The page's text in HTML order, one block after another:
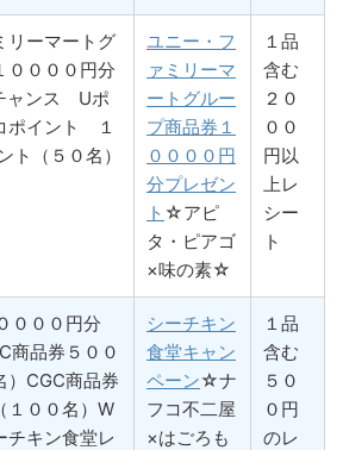
リーマートグ
００００円分
ャンス Uポ
ポイント １
ト（５０名）
ユニー・フ
ァミリーマ
ートグルー
プ商品券１
００００円
分プレゼン
ト ☆アピ
タ・ピアゴ
×味の素☆
１品
含む
２０
００
円以
上レ
シー
ト
０００円分
商品券５００
）CGC商品券
１００名）W
キン食堂レ
シーチキン
食堂キャン
ペーン☆ナ
フコ不二屋
×はごろも
１品
含む
５０
０円
のレ